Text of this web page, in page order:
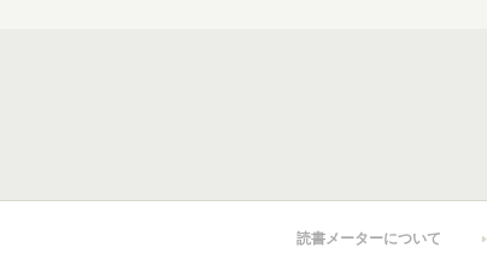
読書メーターについて